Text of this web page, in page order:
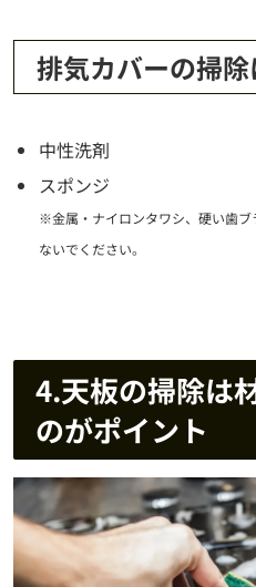
排気カバーの掃
中性洗剤
スポンジ
※金属・ナイロンタワシ、硬い歯
ないでください。
4.天板の掃除は
のがポイント